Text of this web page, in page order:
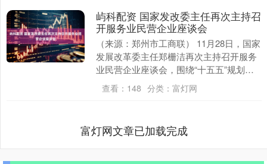
屿科配资 国家发改委主任再次主持召
开服务业民营企业座谈会
（来源：郑州市工商联） 11月28日，国家
发展改革委主任郑栅洁再次主持召开服务
业民营企业座谈会，围绕“十五五”规划
《纲要》编制，听取关于促进服务业高质
量发展的意....
查看： 148 分类： 富灯网
富灯网文章已加载完成